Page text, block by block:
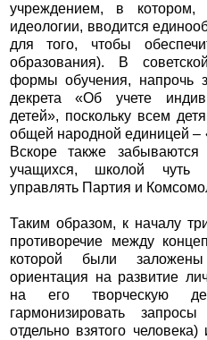
учреждением, в котором,
идеологии, вводится
для того, чтобы
образования). В
формы обучения, напрочь
декрета «Об учете
детей», поскольку всем
общей народной единицей –
Вскоре также
учащихся, школой чуть
управлять Партия и
Таким образом, к началу
противоречие между
которой были
ориентация на развитие
на его творческую
гармонизировать
отдельно взятого